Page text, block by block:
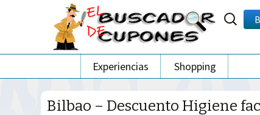
Buscar
por:
Ir
al
contenido
Experiencias Shopping
Bilbao – Descuento Higiene